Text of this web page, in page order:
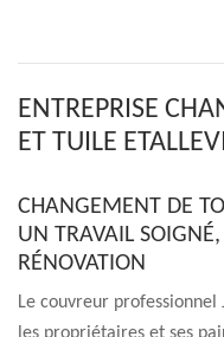
ENTREPRISE
ET TUILE
CHANGEMENT DE
UN TRAVAIL
RÉNOVATION
Le couvreur